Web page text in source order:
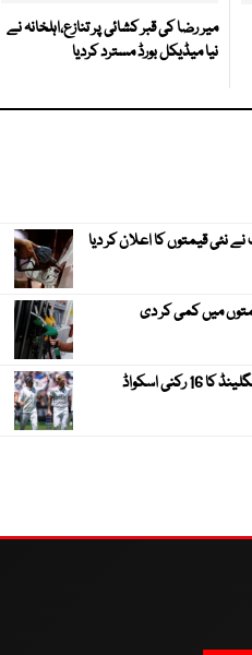
میر رضا کی قبر کشائی پر تنازع،اہلخانہ نے
نیا میڈیکل بورڈ مسترد کردیا
نئی قیمتوں کا اعلان کر دیا
میں کمی کر دی
پاکستان کیخلاف ٹیسٹ سیریز ، انگلینڈ کا 16 رکنی اسکواڈ